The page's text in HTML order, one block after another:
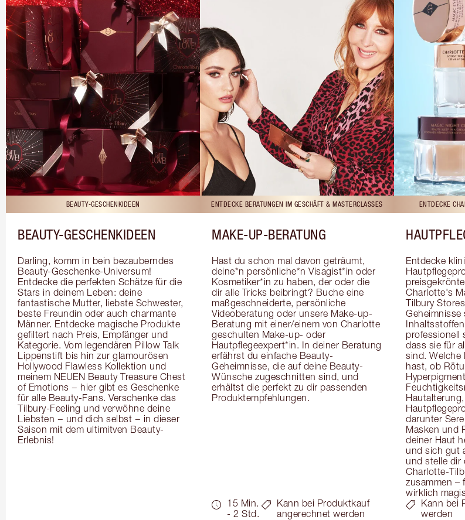
BEAUTY-GESCHENKIDEEN
BEAUTY-GESCHENKIDEEN
Darling, komm in bein bezauberndes
Beauty-Geschenke-Universum!
Entdecke die perfekten Schätze für die
Stars in deinem Leben: deine
fantastische Mutter, liebste Schwester,
beste Freundin oder auch charmante
Männer. Entdecke magische Produkte
gefiltert nach Preis, Empfänger und
Kategorie. Vom legendären Pillow Talk
Lippenstift bis hin zur glamourösen
Hollywood Flawless Kollektion und
meinem NEUEN Beauty Treasure Chest
of Emotions − hier gibt es Geschenke
für alle Beauty-Fans. Verschenke das
Tilbury-Feeling und verwöhne deine
Liebsten − und dich selbst − in dieser
Saison mit dem ultimitven Beauty-
Erlebnis!
ENTDECKE BERATUNGEN IM GESCHÄFT & MASTERCLASSES
MAKE-UP-BERATUNG
Hast du schon mal davon geträumt,
deine*n persönliche*n Visagist*in oder
Kosmetiker*in zu haben, der oder die
dir alle Tricks beibringt? Buche eine
maßgeschneiderte, persönliche
Videoberatung oder unsere Make-up-
Beratung mit einer/einem von Charlotte
geschulten Make-up- oder
Hautpflegeexpert*in. In deiner Beratung
erfährst du einfache Beauty-
Geheimnisse, die auf deine Beauty-
Wünsche zugeschnitten sind, und
erhältst die perfekt zu dir passenden
Produktempfehlungen.
15 Min.
- 2 Std.
Kann bei Produktkauf
angerechnet werden
ENTDECKE
Entdecke
Charlotte's
Tilbury
Geheimnisse
professionell
dass sie für
sind. Welche
hast, ob
darunter
Masken und
deiner Haut
und sich gut
und stelle dir
Charlotte-
zusammen –
wirklich
Kann bei
werden